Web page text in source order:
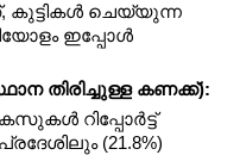
ചെയ്യുന്ന
ഇപ്പോൾ
തിരിച്ചുള്ള കണക്ക്):
റിപ്പോർട്ട്
(21.8%)